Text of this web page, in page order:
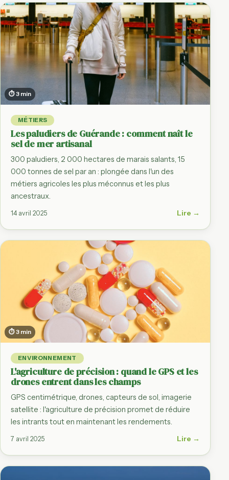
⏱ 3 min
MÉTIERS
Les paludiers de Guérande : comment naît le
sel de mer artisanal
300 paludiers, 2 000 hectares de marais salants, 15
000 tonnes de sel par an : plongée dans l'un des
métiers agricoles les plus méconnus et les plus
ancestraux.
14 avril 2025 Lire →
⏱ 3 min
ENVIRONNEMENT
L'agriculture de précision : quand le GPS et les
drones entrent dans les champs
GPS centimétrique, drones, capteurs de sol, imagerie
satellite : l'agriculture de précision promet de réduire
les intrants tout en maintenant les rendements.
7 avril 2025 Lire →